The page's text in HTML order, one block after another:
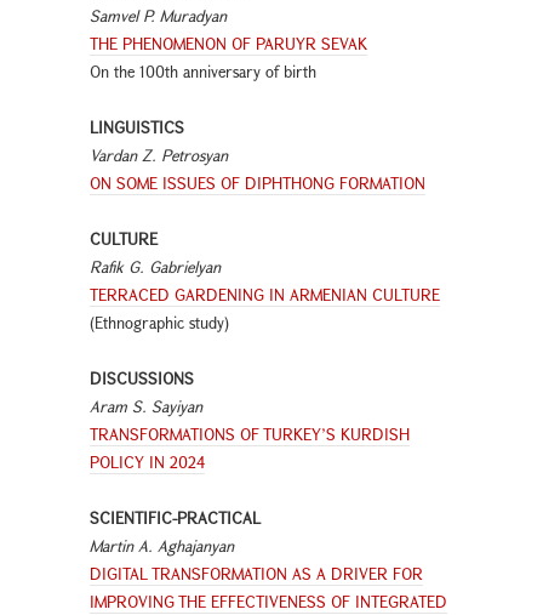
Samvel P. Muradyan
THE PHENOMENON OF PARUYR SEVAK
On the 100th anniversary of birth
LINGUISTICS
Vardan Z. Petrosyan
ON SOME ISSUES OF DIPHTHONG FORMATION
CULTURE
Rafik G. Gabrielyan
TERRACED GARDENING IN ARMENIAN CULTURE
(Ethnographic study)
DISCUSSIONS
Aram S. Sayiyan
TRANSFORMATIONS OF TURKEY’S KURDISH
POLICY IN 2024
SCIENTIFIC-PRACTICAL
Martin A. Aghajanyan
DIGITAL TRANSFORMATION AS A DRIVER FOR
IMPROVING THE EFFECTIVENESS OF INTEGRATED